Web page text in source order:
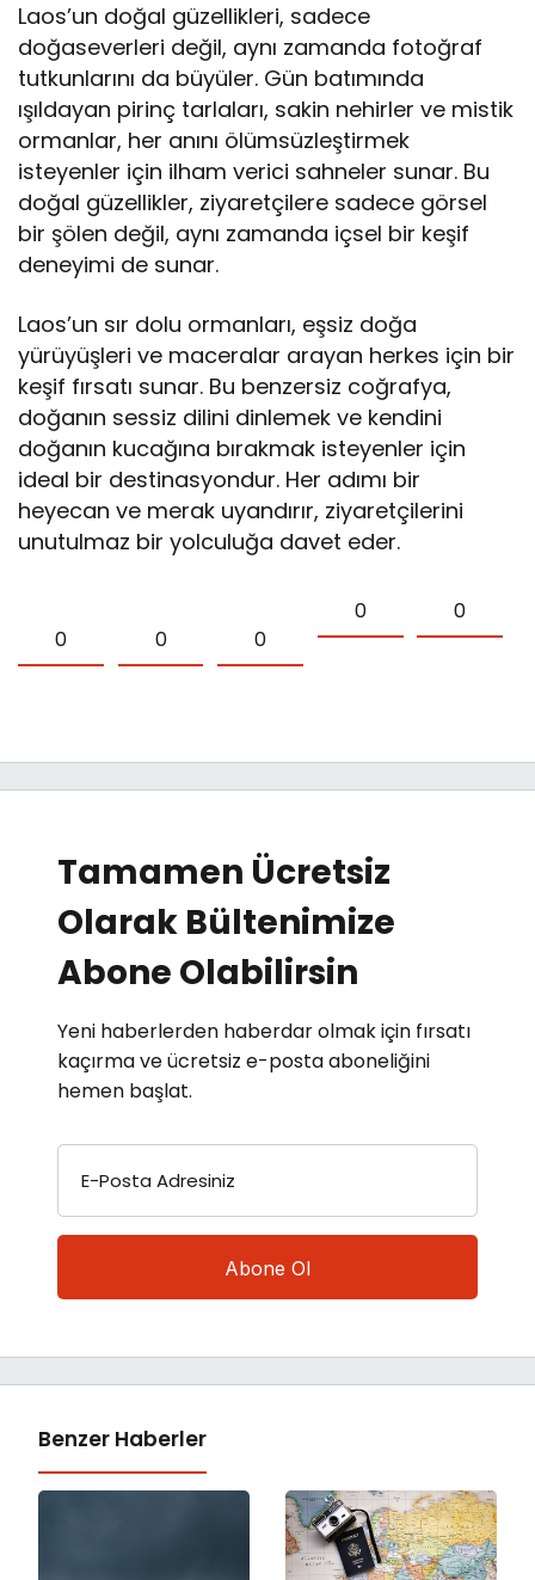
Laos’un doğal güzellikleri, sadece
doğaseverleri değil, aynı zamanda fotoğraf
tutkunlarını da büyüler. Gün batımında
ışıldayan pirinç tarlaları, sakin nehirler ve mistik
ormanlar, her anını ölümsüzleştirmek
isteyenler için ilham verici sahneler sunar. Bu
doğal güzellikler, ziyaretçilere sadece görsel
bir şölen değil, aynı zamanda içsel bir keşif
deneyimi de sunar.
Laos’un sır dolu ormanları, eşsiz doğa
yürüyüşleri ve maceralar arayan herkes için bir
keşif fırsatı sunar. Bu benzersiz coğrafya,
doğanın sessiz dilini dinlemek ve kendini
doğanın kucağına bırakmak isteyenler için
ideal bir destinasyondur. Her adımı bir
heyecan ve merak uyandırır, ziyaretçilerini
unutulmaz bir yolculuğa davet eder.
0 0 0
0 0
Tamamen Ücretsiz
Olarak Bültenimize
Abone Olabilirsin
Yeni haberlerden haberdar olmak için fırsatı
kaçırma ve ücretsiz e-posta aboneliğini
hemen başlat.
E-Posta Adresiniz
Benzer Haberler